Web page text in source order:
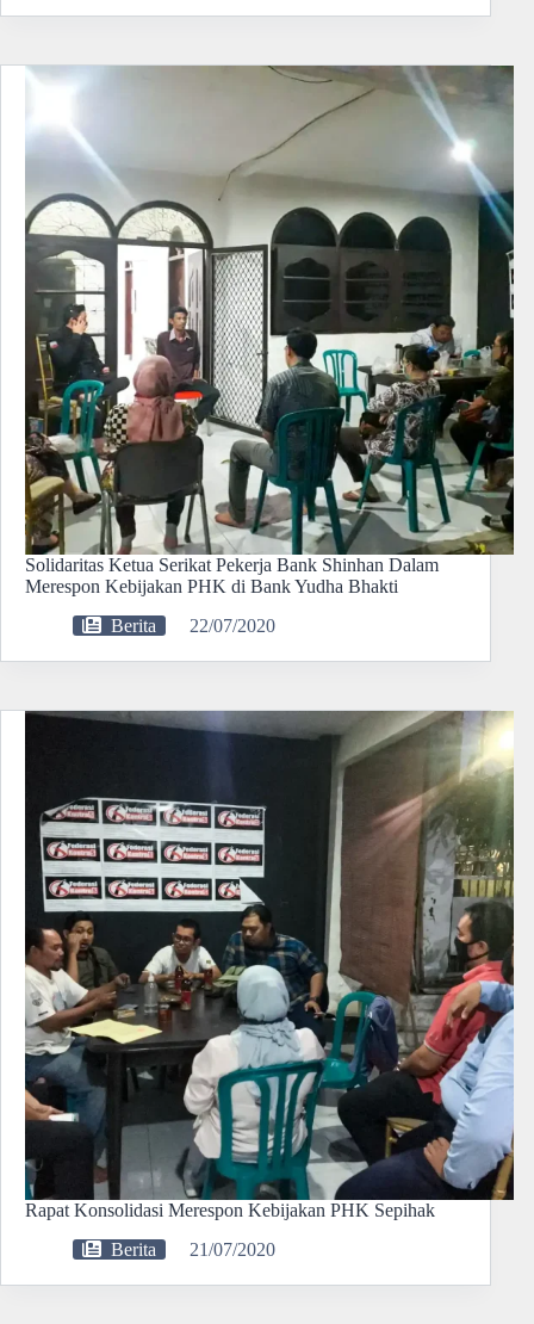
Solidaritas Ketua Serikat Pekerja Bank Shinhan Dalam
Merespon Kebijakan PHK di Bank Yudha Bhakti
Berita
22/07/2020
Rapat Konsolidasi Merespon Kebijakan PHK Sepihak
Berita
21/07/2020